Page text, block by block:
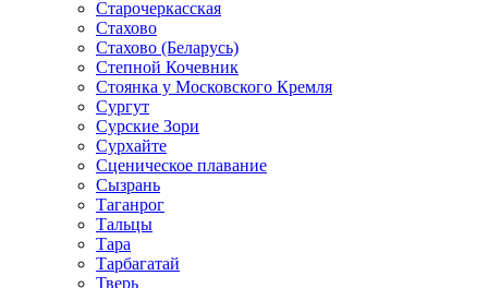
Старочеркасская
Стахово
Стахово (Беларусь)
Степной Кочевник
Стоянка у Московского Кремля
Сургут
Сурские Зори
Сурхайте
Сценическое плавание
Сызрань
Таганрог
Тальцы
Тара
Тарбагатай
Тверь